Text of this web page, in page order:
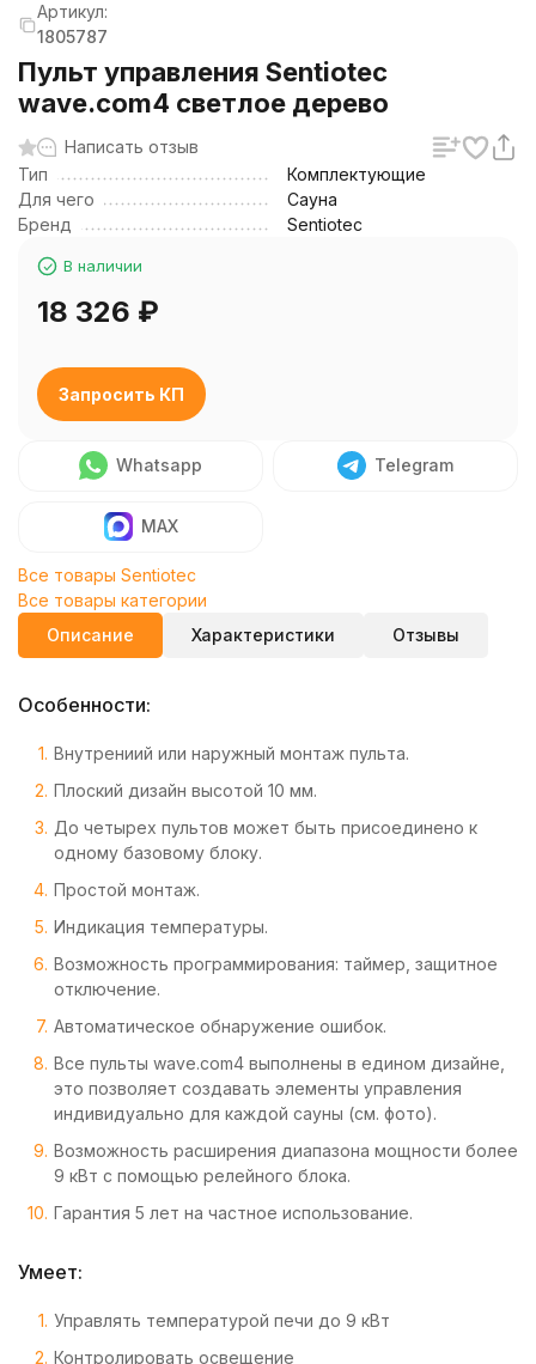
Артикул:
1805787
Пульт управления Sentiotec
wave.com4 светлое дерево
Написать отзыв
Тип
Комплектующие
Для чего
Сауна
Бренд
Sentiotec
В наличии
18 326 ₽
Запросить КП
Whatsapp Telegram
MAX
Все товары Sentiotec
Все товары категории
Описание
Характеристики Отзывы
Особенности:
Внутрениий или наружный монтаж пульта.
Плоский дизайн высотой 10 мм.
До четырех пультов может быть присоединено к
одному базовому блоку.
Простой монтаж.
Индикация температуры.
Возможность программирования: таймер, защитное
отключение.
Автоматическое обнаружение ошибок.
Все пульты wave.com4 выполнены в едином дизайне,
это позволяет создавать элементы управления
индивидуально для каждой сауны (см. фото).
Возможность расширения диапазона мощности более
9 кВт с помощью релейного блока.
Гарантия 5 лет на частное использование.
Умеет:
Управлять температурой печи до 9 кВт
Контролировать освещение